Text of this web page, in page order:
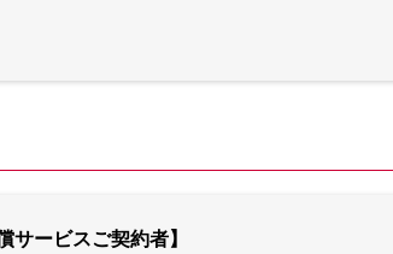
ービスご契約者】